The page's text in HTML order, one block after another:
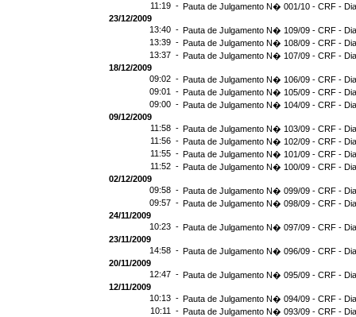
11:19 - Pauta de Julgamento N� 001/10 - CRF -
23/12/2009
13:40 - Pauta de Julgamento N� 109/09 - CRF -
13:39 - Pauta de Julgamento N� 108/09 - CRF -
13:37 - Pauta de Julgamento N� 107/09 - CRF -
18/12/2009
09:02 - Pauta de Julgamento N� 106/09 - CRF -
09:01 - Pauta de Julgamento N� 105/09 - CRF -
09:00 - Pauta de Julgamento N� 104/09 - CRF -
09/12/2009
11:58 - Pauta de Julgamento N� 103/09 - CRF -
11:56 - Pauta de Julgamento N� 102/09 - CRF -
11:55 - Pauta de Julgamento N� 101/09 - CRF -
11:52 - Pauta de Julgamento N� 100/09 - CRF -
02/12/2009
09:58 - Pauta de Julgamento N� 099/09 - CRF -
09:57 - Pauta de Julgamento N� 098/09 - CRF -
24/11/2009
10:23 - Pauta de Julgamento N� 097/09 - CRF -
23/11/2009
14:58 - Pauta de Julgamento N� 096/09 - CRF -
20/11/2009
12:47 - Pauta de Julgamento N� 095/09 - CRF -
12/11/2009
10:13 - Pauta de Julgamento N� 094/09 - CRF -
10:11 - Pauta de Julgamento N� 093/09 - CRF -